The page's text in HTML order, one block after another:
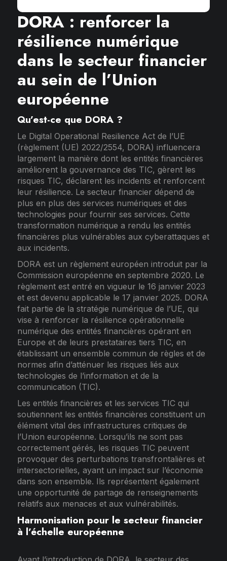
DORA : renforcer la
résilience numérique
dans le secteur financier
au sein de l’Union
européenne
Qu’est-ce que DORA ?
Le Digital Operational Resilience Act de l’UE
(règlement (UE) 2022/2554, DORA) influencera
largement la manière dont les entités financières
améliorent la gouvernance des TIC, gèrent les
risques TIC, déclarent les incidents et renforcent
leur résilience. Le secteur financier dépend de
plus en plus des services numériques et des
technologies pour fournir ses services. Cette
transformation numérique a rendu les entités
financières plus vulnérables aux cyberattaques et
aux incidents.
DORA est un règlement européen introduit par la
Commission européenne en septembre 2020. Le
règlement est entré en vigueur le 16 janvier 2023
et est devenu applicable le 17 janvier 2025. DORA
fait partie de la stratégie numérique de l’UE, qui
vise à renforcer la résilience opérationnelle
numérique des entités financières opérant en
Europe et de leurs prestataires tiers TIC, en
établissant un ensemble commun de règles et de
normes afin d’atténuer les risques liés aux
technologies de l’information et de la
communication (TIC).
Les entités financières et les services TIC qui
soutiennent les entités financières constituent un
élément vital des infrastructures critiques de
l’Union européenne. Lorsqu’ils ne sont pas
correctement gérés, les risques TIC peuvent
provoquer des perturbations transfrontalières et
intersectorielles, ayant un impact sur l’économie
dans son ensemble. Ils représentent également
une opportunité de partage de renseignements
relatifs aux menaces et aux vulnérabilités.
Harmonisation pour le secteur financier
à l’échelle européenne